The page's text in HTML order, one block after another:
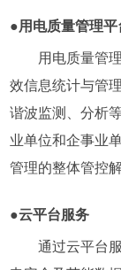
●用电质量管理平
用电质量管
效信息统计与管
谐波监测、分析
业单位和企事业
管理的整体管控
●云平台服务
通过云平台